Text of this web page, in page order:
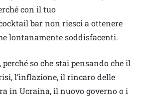
con il tuo
bar non riesci a ottenere
lontanamente soddisfacenti.
so che stai pensando che il
l’inflazione, il rincaro delle
in Ucraina, il nuovo governo o i